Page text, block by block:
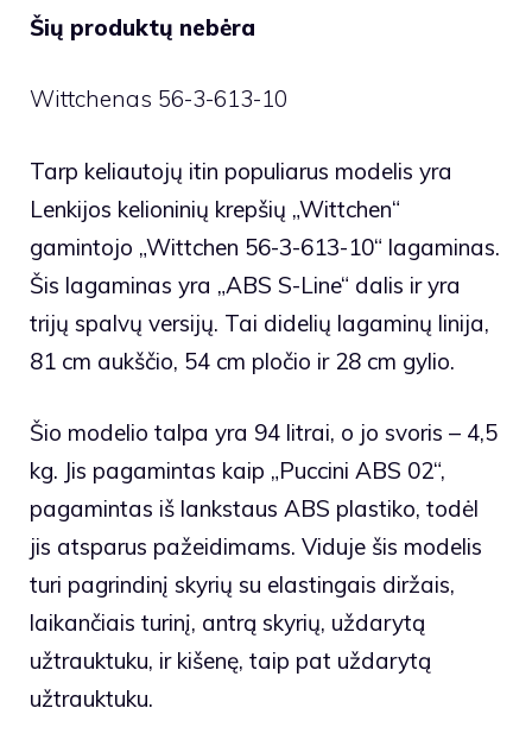
Šių produktų nebėra
Wittchenas 56-3-613-10
Tarp keliautojų itin populiarus modelis yra
Lenkijos kelioninių krepšių „Wittchen“
gamintojo „Wittchen 56-3-613-10“ lagaminas.
Šis lagaminas yra „ABS S-Line“ dalis ir yra
trijų spalvų versijų. Tai didelių lagaminų linija,
81 cm aukščio, 54 cm pločio ir 28 cm gylio.
Šio modelio talpa yra 94 litrai, o jo svoris – 4,5
kg. Jis pagamintas kaip „Puccini ABS 02“,
pagamintas iš lankstaus ABS plastiko, todėl
jis atsparus pažeidimams. Viduje šis modelis
turi pagrindinį skyrių su elastingais diržais,
laikančiais turinį, antrą skyrių, uždarytą
užtrauktuku, ir kišenę, taip pat uždarytą
užtrauktuku.